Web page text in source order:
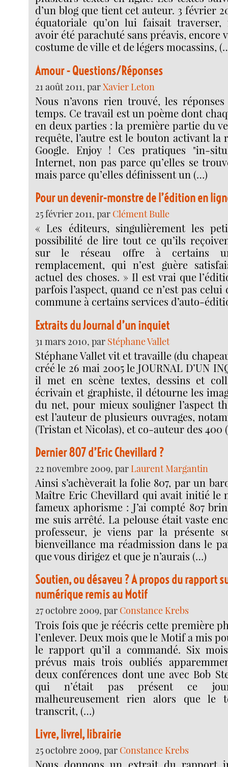
d’un blog que tient cet auteur. 3 février
équatoriale qu’on lui faisait
avoir été parachuté sans préavis, encore
costume de ville et de légers mocassins,
Amour - Questions/Réponses
21 août 2011, parXavier Leton
Nous n’avons rien trouvé, les
temps. Ce travail est un poème dont
en deux parties : la première partie du
requête, l’autre est le bouton activant la
Google. Enjoy ! Ces pratiques "in-
Internet, non pas parce qu’elles se
mais parce qu’elles définissent un (…)
Pour un devenir-monstre de l’édition en
25 février 2011, par Clément Bulle
« Les éditeurs, singulièrement les
possibilité de lire tout ce qu’ils
sur le réseau offre à certains
remplacement, qui n’est guère
actuel des choses. » Il est vrai que
parfois l’aspect, quand ce n’est pas celui
commune à certains services d’auto-
Extraits du Journal d’un inquiet
31 mars 2010, par Stéphane Vallet
Stéphane Vallet vit et travaille (du
créé le 26 mai 2005 le JOURNAL D’UN
il met en scène textes, dessins et
écrivain et graphiste, il détourne les
du net, pour mieux souligner l’aspect
est l’auteur de plusieurs ouvrages,
(Tristan et Nicolas), et co-auteur des 400
Dernier 807 d’Eric Chevillard ?
22 novembre 2009, par Laurent Margantin
Ainsi s’achèverait la folie 807, par un
Maître Eric Chevillard qui avait initié le
fameux aphorisme : J’ai compté 807
me suis arrêté. La pelouse était vaste
professeur, je viens par la présente
bienveillance ma réadmission dans le
que vous dirigez et que je n’aurais (…)
Soutien, ou désaveu ? A propos du rapport
numérique remis au Motif
27 octobre 2009, par Constance Krebs
Trois fois que je réécris cette première
l’enlever. Deux mois que le Motif a mis
le rapport qu’il a commandé. Six
prévus mais trois oubliés
deux conférences dont une avec Bob
qui n’était pas présent ce
malheureusement rien alors que le
transcrit, (…)
Livre, livrel, librairie
25 octobre 2009, par Constance Krebs